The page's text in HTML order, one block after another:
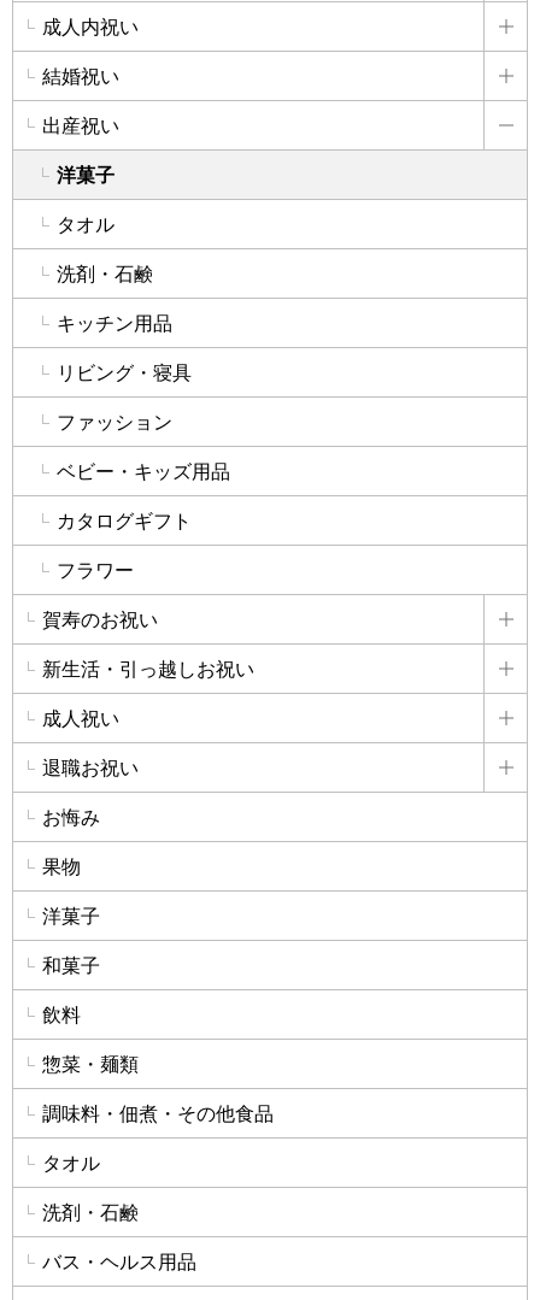
成人内祝い
詳
結婚祝い
詳
出産祝い
洋菓子
タオル
洗剤・石鹸
キッチン用品
リビング・寝具
ファッション
ベビー・キッズ用品
カタログギフト
フラワー
賀寿のお祝い
詳
新生活・引っ越しお祝い
詳
成人祝い
詳
退職お祝い
詳
お悔み
果物
洋菓子
和菓子
飲料
惣菜・麺類
調味料・佃煮・その他食品
タオル
洗剤・石鹸
バス・ヘルス用品